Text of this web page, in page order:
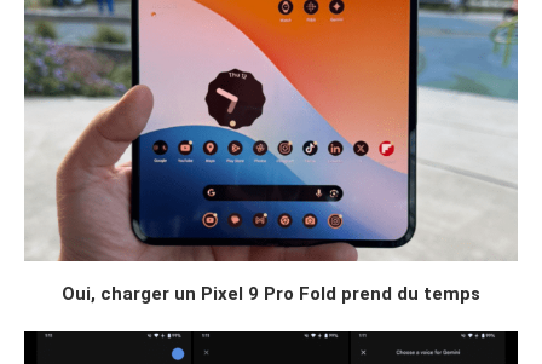
Oui, charger un Pixel 9 Pro Fold prend du temps